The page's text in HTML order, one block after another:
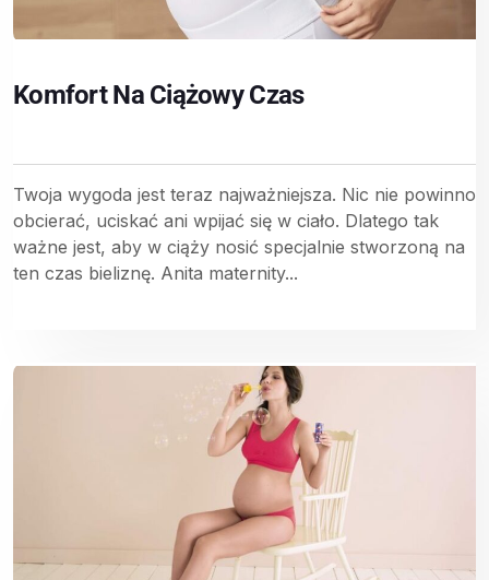
Komfort Na Ciążowy Czas
Twoja wygoda jest teraz najważniejsza. Nic nie powinno
obcierać, uciskać ani wpijać się w ciało. Dlatego tak
ważne jest, aby w ciąży nosić specjalnie stworzoną na
ten czas bieliznę. Anita maternity...